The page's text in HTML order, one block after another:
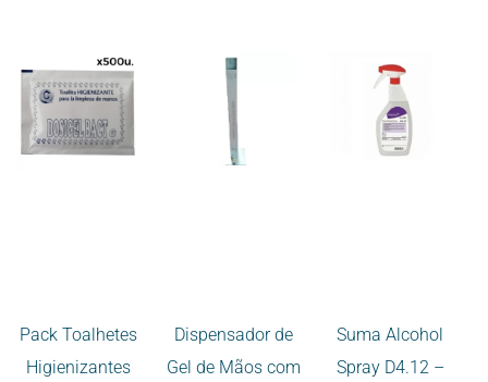
Pack Toalhetes
Higienizantes
Dispensador de
Gel de Mãos com
Suma Alcohol
Spray D4.12 –